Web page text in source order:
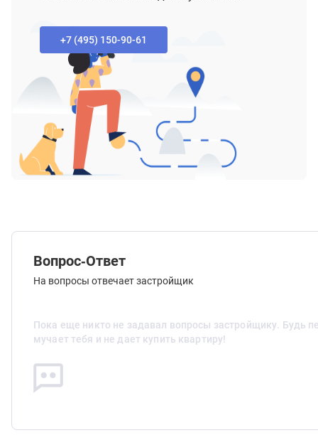
Вопрос-Ответ
На вопросы отвечает застройщик
Пока еще никто не задавал вопросы застройщику. Будь
мучает тебя и не дает купить квартиру!
+7 (495) 150-90-61‬